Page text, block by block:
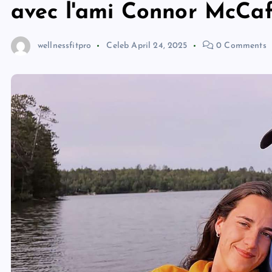
avec l'ami Connor
wellnessfitpro Celeb April 24, 2025 0 Comments